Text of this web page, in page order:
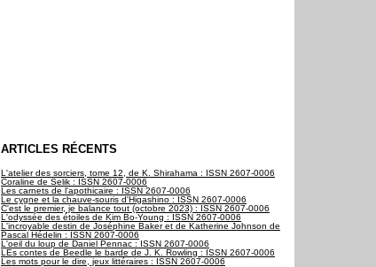
ARTICLES RÉCENTS
L'atelier des sorciers, tome 12, de K. Shirahama : ISSN 2607-0006
Coraline de Selik : ISSN 2607-0006
Les carnets de l'apothicaire : ISSN 2607-0006
Le cygne et la chauve-souris d'Higashino : ISSN 2607-0006
C'est le premier, je balance tout (octobre 2023) : ISSN 2607-0006
L'odyssée des étoiles de Kim Bo-Young : ISSN 2607-0006
L'incroyable destin de Joséphine Baker et de Katherine Johnson de
Pascal Hédelin : ISSN 2607-0006
L'oeil du loup de Daniel Pennac : ISSN 2607-0006
LEs contes de Beedle le barde de J. K. Rowling : ISSN 2607-0006
Les mots pour le dire, jeux littéraires : ISSN 2607-0006